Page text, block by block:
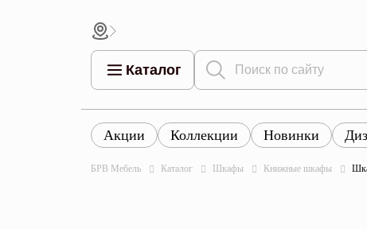
Каталог
Все товары Все
Все товары каталога
Акции Коллекции Новинки
БРВ Мебель Каталог Шкафы Книжные шкафы